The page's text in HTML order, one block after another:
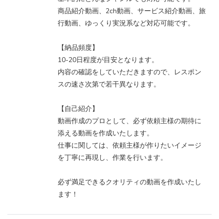
商品紹介動画、2ch動画、サービス紹介動画、旅
行動画、ゆっくり実況系など対応可能です。
【納品頻度】
10-20日程度が目安となります。
内容の確認をしていただきますので、レスポン
スの速さ次第で若干異なります。
【自己紹介】
動画作成のプロとして、必ず依頼主様の期待に
添える動画を作成いたします。
仕事に関しては、依頼主様が作りたいイメージ
を丁寧に再現し、作業を行います。
必ず満足できるクオリティの動画を作成いたし
ます！